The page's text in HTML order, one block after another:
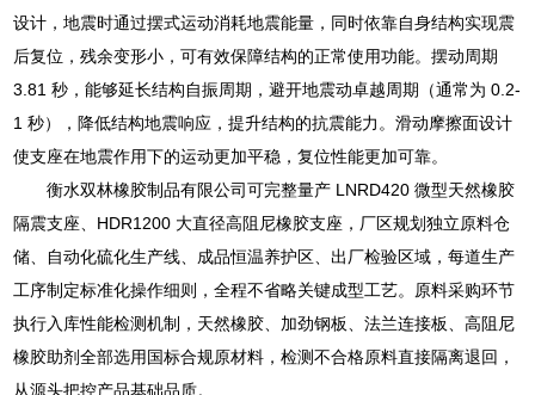
设计，地震时通过摆式运动消耗地震能量，同时依靠自身结构实现震
后复位，残余变形小，可有效保障结构的正常使用功能。摆动周期
3.81 秒，能够延长结构自振周期，避开地震动卓越周期（通常为 0.2-
1 秒），降低结构地震响应，提升结构的抗震能力。滑动摩擦面设计
使支座在地震作用下的运动更加平稳，复位性能更加可靠。
衡水双林橡胶制品有限公司可完整量产 LNRD420 微型天然橡胶
隔震支座、HDR1200 大直径高阻尼橡胶支座，厂区规划独立原料仓
储、自动化硫化生产线、成品恒温养护区、出厂检验区域，每道生产
工序制定标准化操作细则，全程不省略关键成型工艺。原料采购环节
执行入库性能检测机制，天然橡胶、加劲钢板、法兰连接板、高阻尼
橡胶助剂全部选用国标合规原材料，检测不合格原料直接隔离退回，
从源头把控产品基础品质。